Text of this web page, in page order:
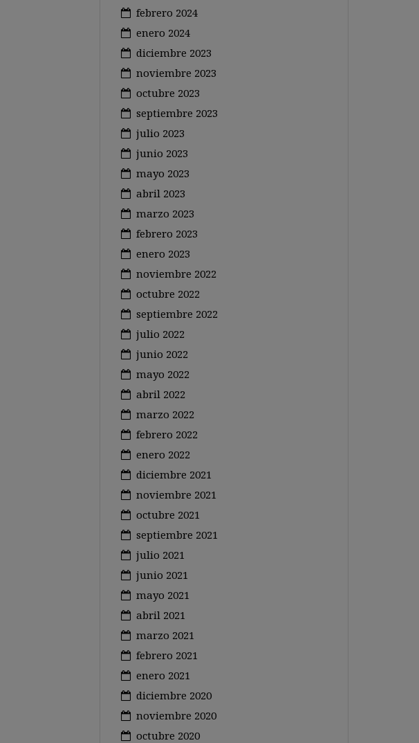
febrero 2024
enero 2024
diciembre 2023
noviembre 2023
octubre 2023
septiembre 2023
julio 2023
junio 2023
mayo 2023
abril 2023
marzo 2023
febrero 2023
enero 2023
noviembre 2022
octubre 2022
septiembre 2022
julio 2022
junio 2022
mayo 2022
abril 2022
marzo 2022
febrero 2022
enero 2022
diciembre 2021
noviembre 2021
octubre 2021
septiembre 2021
julio 2021
junio 2021
mayo 2021
abril 2021
marzo 2021
febrero 2021
enero 2021
diciembre 2020
noviembre 2020
octubre 2020